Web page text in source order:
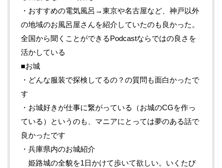
・おすすめの電気風呂→東京や名古屋など、神戸以外
の地域のお風呂屋さんを紹介していたのも良かった。
全国から聞くことができるPodcastならではの良さを
活かしている
■お城
・どんな服装で探検してるの？の質問も面白かったで
す
・お城好きが仕事に繋がっている（お城のCGを作っ
ている）というのも、マニアにとっては夢のある話で
良かったです
・兵庫県内のお城紹介
姫路城の全貌を1日かけて歩いて欲しい。いくたび